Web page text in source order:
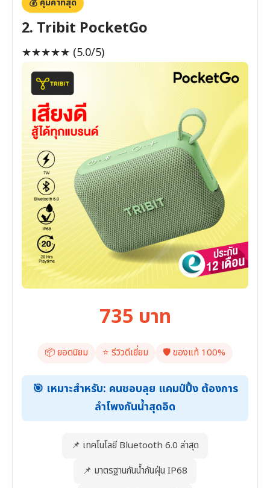
2. Tribit PocketGo
★★★★★ (5.0/5)
735 บาท
📦 ยอดนิยม ⭐️ รีวิวดีเยี่ยม 🛡️ ของแท้ 100%
🎯 เหมาะสำหรับ: คนชอบลุย แคมป์ปิ้ง ต้องการ
ลำโพงกันน้ำสุดอึด
📌 เทคโนโลยี Bluetooth 6.0 ล่าสุด
📌 มาตรฐานกันน้ำกันฝุ่น IP68